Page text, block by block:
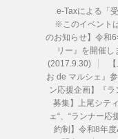
e-Taxによる「
※このイベント
のお知らせ】令和
リー』を開催し
(2017.9.30)
お de マルシェ』
ン応援企画】『ラ
募集】上尾シテ
ェ“、“ランナー応
約制】令和8年